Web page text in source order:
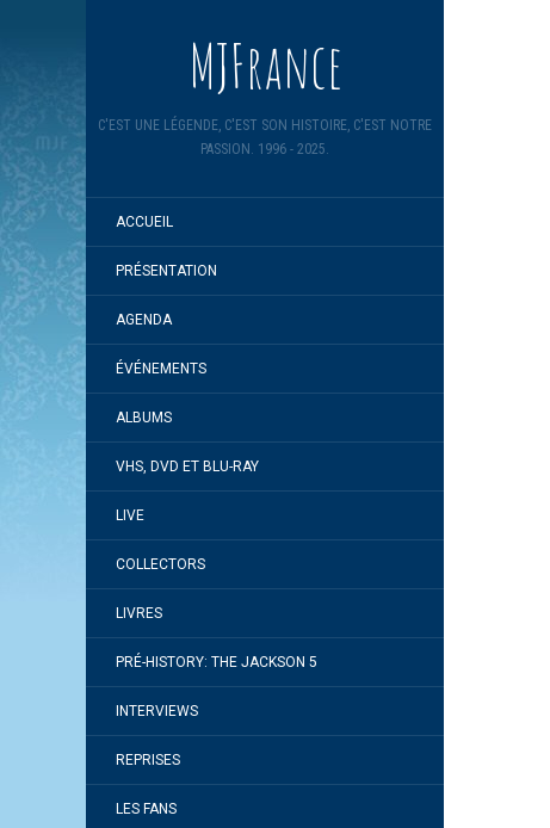
MJFrance
C'EST UNE LÉGENDE, C'EST SON HISTOIRE, C'EST NOTRE
PASSION. 1996 - 2025.
ACCUEIL
PRÉSENTATION
AGENDA
ÉVÉNEMENTS
ALBUMS
VHS, DVD ET BLU-RAY
LIVE
COLLECTORS
LIVRES
PRÉ-HISTORY: THE JACKSON 5
INTERVIEWS
REPRISES
LES FANS